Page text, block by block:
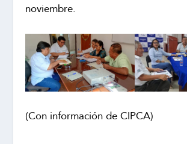
noviembre.
(Con información de CIPCA)